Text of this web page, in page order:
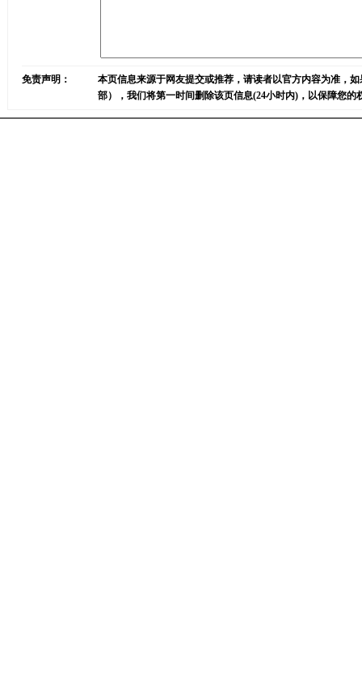
免责声明：
本页信息来源于网友提交或推荐，请读者以官方内容为准，
部），我们将第一时间删除该页信息(24小时内)，以保障您的